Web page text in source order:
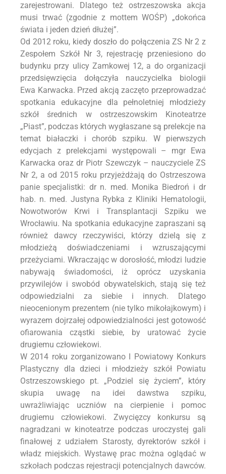
zarejestrowani. Dlatego też ostrzeszowska akcja
musi trwać (zgodnie z mottem WOŚP) „dokońca
świata i jeden dzień dłużej”.
Od 2012 roku, kiedy doszło do połączenia ZS Nr 2 z
Zespołem Szkół Nr 3, rejestrację przeniesiono do
budynku przy ulicy Zamkowej 12, a do organizacji
przedsięwzięcia dołączyła nauczycielka biologii
Ewa Karwacka. Przed akcją zaczęto przeprowadzać
spotkania edukacyjne dla pełnoletniej młodzieży
szkół średnich w ostrzeszowskim Kinoteatrze
„Piast”, podczas których wygłaszane są prelekcje na
temat białaczki i chorób szpiku. W pierwszych
edycjach z prelekcjami występowali – mgr Ewa
Karwacka oraz dr Piotr Szewczyk – nauczyciele ZS
Nr 2, a od 2015 roku przyjeżdżają do Ostrzeszowa
panie specjalistki: dr n. med. Monika Biedroń i dr
hab. n. med. Justyna Rybka z Kliniki Hematologii,
Nowotworów Krwi i Transplantacji Szpiku we
Wrocławiu. Na spotkania edukacyjne zapraszani są
również dawcy rzeczywiści, którzy dzielą się z
młodzieżą doświadczeniami i wzruszającymi
przeżyciami. Wkraczając w dorosłość, młodzi ludzie
nabywają świadomości, iż oprócz uzyskania
przywilejów i swobód obywatelskich, stają się też
odpowiedzialni za siebie i innych. Dlatego
nieocenionym prezentem (nie tylko mikołajkowym) i
wyrazem dojrzałej odpowiedzialności jest gotowość
ofiarowania cząstki siebie, by uratować życie
drugiemu człowiekowi.
W 2014 roku zorganizowano I Powiatowy Konkurs
Plastyczny dla dzieci i młodzieży szkół Powiatu
Ostrzeszowskiego pt. „Podziel się życiem”, który
skupia uwagę na idei dawstwa szpiku,
uwrażliwiając uczniów na cierpienie i pomoc
drugiemu człowiekowi. Zwycięzcy konkursu są
nagradzani w kinoteatrze podczas uroczystej gali
finałowej z udziałem Starosty, dyrektorów szkół i
władz miejskich. Wystawę prac można oglądać w
szkołach podczas rejestracji potencjalnych dawców.